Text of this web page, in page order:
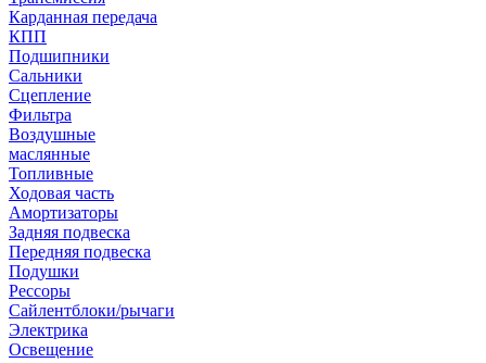
Карданная передача
КПП
Подшипники
Сальники
Сцепление
Фильтра
Воздушные
маслянные
Топливные
Ходовая часть
Амортизаторы
Задняя подвеска
Передняя подвеска
Подушки
Рессоры
Сайлентблоки/рычаги
Электрика
Освещение